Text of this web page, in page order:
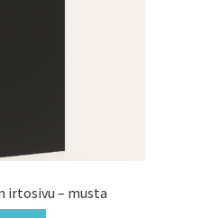
irtosivu – musta